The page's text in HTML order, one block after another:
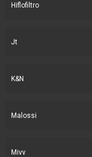
Hiflofiltro
Jt
K&N
Malossi
Mivv